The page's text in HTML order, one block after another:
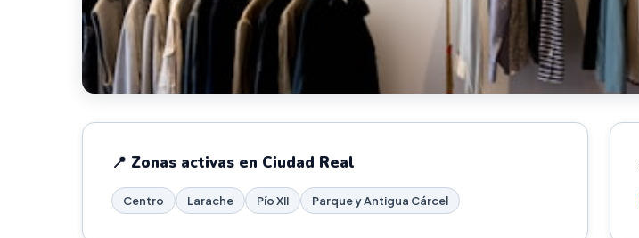
📍 Zonas activas en Ciudad Real
Centro Larache Pío XII Parque y Antigua Cárcel